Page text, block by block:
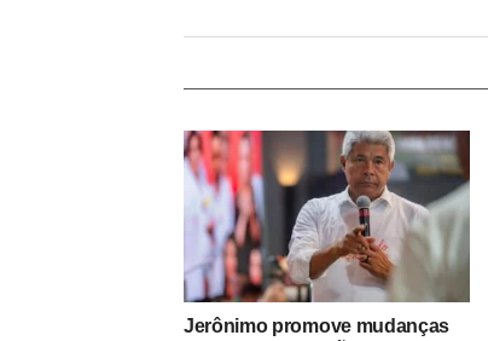
Jerônimo promove mudanças